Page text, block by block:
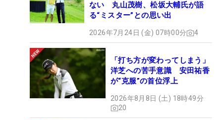
ない 丸山茂樹、松坂大輔氏が語
る“ミスター”との思い出
2026年7月24日 (金) 07時00分 4
「打ち方が変わってしまう」
洋芝への苦手意識 安田祐香
が“克服”の首位浮上
2026年8月8日 (土) 18時49分
20